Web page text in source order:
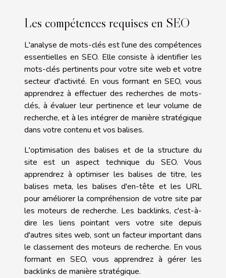
Les compétences requises en SEO
L'analyse de mots-clés est l'une des compétences
essentielles en SEO. Elle consiste à identifier les
mots-clés pertinents pour votre site web et votre
secteur d'activité. En vous formant en SEO, vous
apprendrez à effectuer des recherches de mots-
clés, à évaluer leur pertinence et leur volume de
recherche, et à les intégrer de manière stratégique
dans votre contenu et vos balises.
L'optimisation des balises et de la structure du
site est un aspect technique du SEO. Vous
apprendrez à optimiser les balises de titre, les
balises meta, les balises d'en-tête et les URL
pour améliorer la compréhension de votre site par
les moteurs de recherche. Les backlinks, c'est-à-
dire les liens pointant vers votre site depuis
d'autres sites web, sont un facteur important dans
le classement des moteurs de recherche. En vous
formant en SEO, vous apprendrez à gérer les
backlinks de manière stratégique.